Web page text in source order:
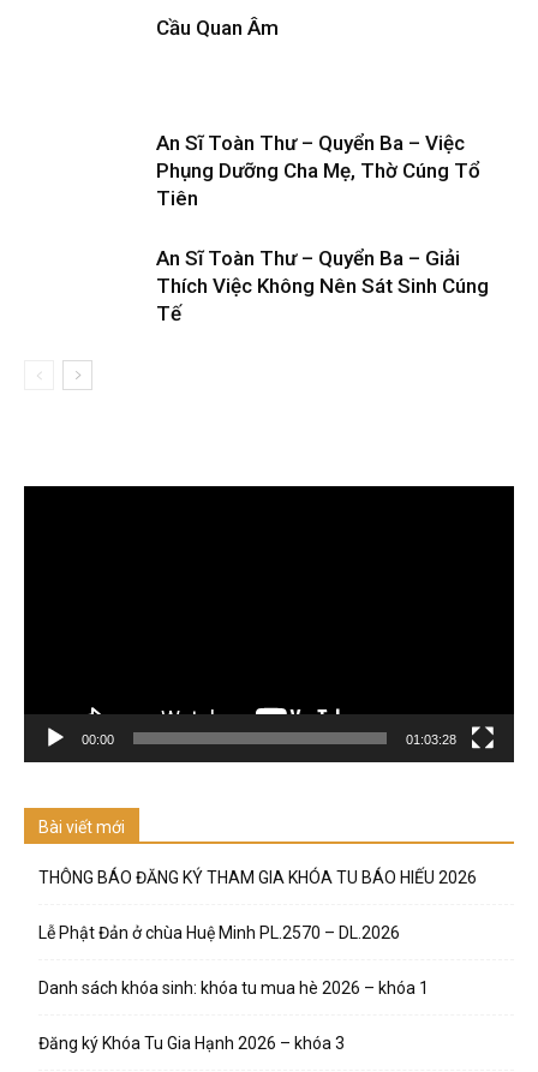
Cầu Quan Âm
An Sĩ Toàn Thư – Quyển Ba – Việc
Phụng Dưỡng Cha Mẹ, Thờ Cúng Tổ
Tiên
An Sĩ Toàn Thư – Quyển Ba – Giải
Thích Việc Không Nên Sát Sinh Cúng
Tế
00:00 01:03:28
Bài viết mới
THÔNG BÁO ĐĂNG KÝ THAM GIA KHÓA TU BÁO HIẾU 2026
Lễ Phật Đản ở chùa Huệ Minh PL.2570 – DL.2026
Danh sách khóa sinh: khóa tu mua hè 2026 – khóa 1
Đăng ký Khóa Tu Gia Hạnh 2026 – khóa 3